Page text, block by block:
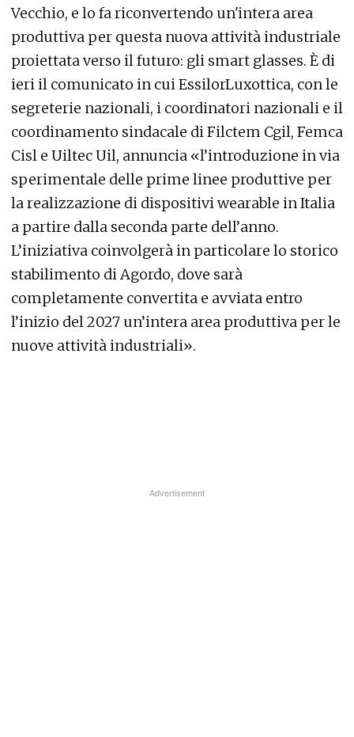
Vecchio, e lo fa riconvertendo un'intera area
produttiva per questa nuova attività industriale
proiettata verso il futuro: gli smart glasses. È di
ieri il comunicato in cui EssilorLuxottica, con le
segreterie nazionali, i coordinatori nazionali e il
coordinamento sindacale di Filctem Cgil, Femca
Cisl e Uiltec Uil, annuncia «l’introduzione in via
sperimentale delle prime linee produttive per
la realizzazione di dispositivi wearable in Italia
a partire dalla seconda parte dell’anno.
L’iniziativa coinvolgerà in particolare lo storico
stabilimento di Agordo, dove sarà
completamente convertita e avviata entro
l’inizio del 2027 un’intera area produttiva per le
nuove attività industriali».